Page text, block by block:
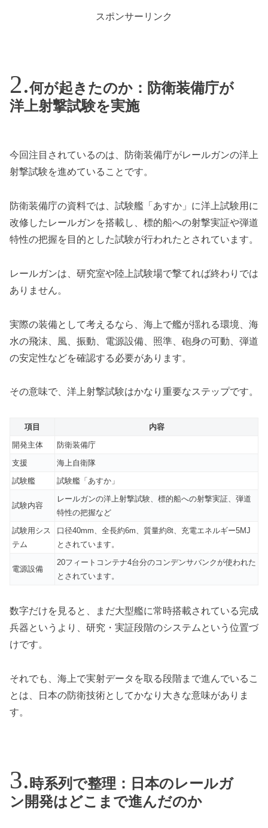
スポンサーリンク
何が起きたのか：防衛装備庁が
洋上射撃試験を実施
今回注目されているのは、防衛装備庁がレールガンの洋上
射撃試験を進めていることです。
防衛装備庁の資料では、試験艦「あすか」に洋上試験用に
改修したレールガンを搭載し、標的船への射撃実証や弾道
特性の把握を目的とした試験が行われたとされています。
レールガンは、研究室や陸上試験場で撃てれば終わりでは
ありません。
実際の装備として考えるなら、海上で艦が揺れる環境、海
水の飛沫、風、振動、電源設備、照準、砲身の可動、弾道
の安定性などを確認する必要があります。
その意味で、洋上射撃試験はかなり重要なステップです。
項目
内容
開発主体
防衛装備庁
支援
海上自衛隊
試験艦
試験艦「あすか」
試験内容
レールガンの洋上射撃試験、標的船への射撃実証、弾道
特性の把握など
試験用シス
テム
口径40mm、全長約6m、質量約8t、充電エネルギー5MJ
とされています。
電源設備
20フィートコンテナ4台分のコンデンサバンクが使われた
とされています。
数字だけを見ると、まだ大型艦に常時搭載されている完成
兵器というより、研究・実証段階のシステムという位置づ
けです。
それでも、海上で実射データを取る段階まで進んでいるこ
とは、日本の防衛技術としてかなり大きな意味がありま
す。
時系列で整理：日本のレールガ
ン開発はどこまで進んだのか